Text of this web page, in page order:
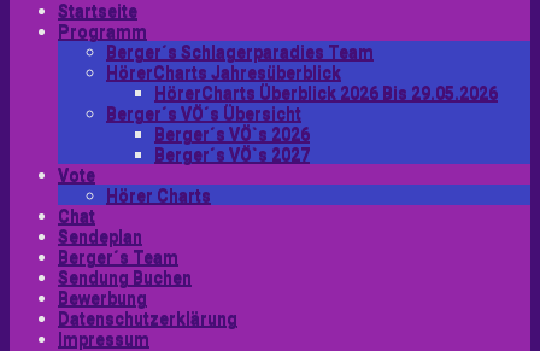
Startseite
Programm
Berger´s Schlagerparadies Team
HörerCharts Jahresüberblick
HörerCharts Überblick 2026 Bis 29.05.2026
Berger´s VÖ´s Übersicht
Berger´s VÖ`s 2026
Berger´s VÖ`s 2027
Vote
Hörer Charts
Chat
Sendeplan
Berger´s Team
Sendung Buchen
Bewerbung
Datenschutzerklärung
Impressum